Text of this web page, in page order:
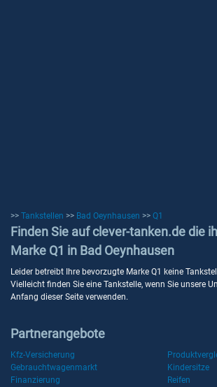
>> Tankstellen >> Bad Oeynhausen >> Q1
Finden Sie auf clever-tanken.de die
Marke Q1 in Bad Oeynhausen
Leider betreibt Ihre bevorzugte Marke Q1 keine
Vielleicht finden Sie eine Tankstelle, wenn Sie unsere
Anfang dieser Seite verwenden.
Partnerangebote
Kfz-Versicherung
Gebrauchtwagenmarkt
Kindersitze
Finanzierung
Reifen